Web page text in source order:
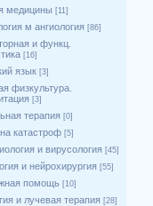
медицины [11]
м ангиология [86]
и функц.
[16]
язык [3]
физкультура.
[3]
терапия [0]
катастроф [5]
и вирусология [45]
и нейрохирургия [55]
помощь [10]
и лучевая терапия [28]